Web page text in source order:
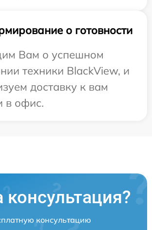
о готовности
Вам о успешном
техники BlackView, и
доставку к вам
в офис.
консультацию